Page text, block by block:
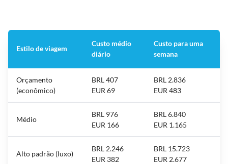
Estilo de viagem
Custo médio
diário
Custo para uma
semana
Orçamento
(econômico)
BRL 407
EUR 69
BRL 2.836
EUR 483
Médio
BRL 976
EUR 166
BRL 6.840
EUR 1.165
Alto padrão (luxo)
BRL 2.246
EUR 382
BRL 15.723
EUR 2.677